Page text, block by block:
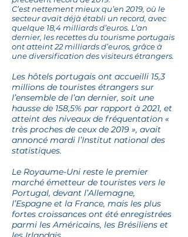
C’est nettement mieux qu’en 2019, où le
secteur avait déjà établi un record, avec
quelque 18,4 milliards d’euros. L’an
dernier, les recettes du tourisme portugais
ont atteint 22 milliards d’euros, grâce à
une diversification des visiteurs étrangers.
Les hôtels portugais ont accueilli 15,3
millions de touristes étrangers sur
l’ensemble de l’an dernier, soit une
hausse de 158,5% par rapport à 2021, et
atteint des niveaux de fréquentation «
très proches de ceux de 2019 », avait
annoncé mardi l’Institut national des
statistiques.
Le Royaume-Uni reste le premier
marché émetteur de touristes vers le
Portugal, devant l’Allemagne,
l’Espagne et la France, mais les plus
fortes croissances ont été enregistrées
parmi les Américains, les Brésiliens et